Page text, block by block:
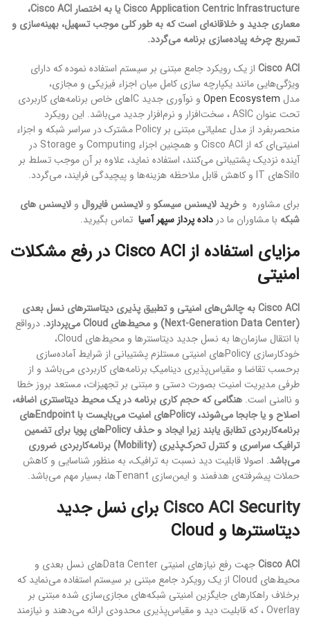
Cisco Application Centric Infrastructure یا به اختصار Cisco ACI،
معماری جدید و خلاقانه‌ای است که به طور کلی موجب تسهیل، بهینه‌سازی و
تسریع چرخه پیاده‌سازی برنامه می‌گردد.
Cisco ACI از یک رویکرد جامع مبتنی بر سیستم استفاده نموده که دارای
ویژگی‌هایی مانند یکپارچه ‏سازی کامل میان اجزاء فیزیکی و مجازی،
مدل Open Ecosystem
و نوآوری جدید ICهای خاص برنامه‌های کاربردی
تحت عنوان ASIC ، سخت‌افزار و نرم‌افزار جدید می‌باشد. این رویکرد
منحصربفرد از مدل عملیاتی مبتنی بر Policy مشترک در سراسر شبکه و اجزاء
امنیتی‌ای که از Cisco ACI و همچنین اجزاء Computing و Storage در
آینده نزدیک پشتیبانی می‌کنند، استفاده نماید، علاوه بر آن موجب تسلط بر
Siloهای IT و کاهش قابل ملاحظه هزینه‌ها و پیچیدگی فرایند، می‌گردد.
برای مشاوره و خرید لایسنس سیسکو و لایسنس فایروال و لایسنس های
شبکه با مشاوران ما در داده پرداز سپهر آسیا تماس بگیرید.
مزایای استفاده ازCisco ACI در رفع مشکلات
امنیتی
Cisco ACI به چالش‌های امنیتی و تطبیق‏ پذیری دیتاسنترهای نسل بعدی
(Next-Generation Data Center) و محیط‌های Cloud می‌پردازد.
درواقع
با انتقال سازمان‌ها به نسل جدید دیتاسنترها و محیط‌های Cloud،
خودکارسازی Policyهای امنیتی مستلزم پشتیبانی از شرایط آماده‌سازی
برحسب تقاضا و مقیاس‌پذیری دینامیکِ برنامه‌های کاربردی می‌باشد و از
طرفی مدیریت امنیت بصورت دستی و مبتنی بر تجهیزات، مستعد بروز خطا
و ناامنی است. هنگامی که حجم کاری برنامه در یک محیط دیتاسنتری اضافه،
اصلاح و یا جابجا می‌شوند، Policyهای امنیت می‌بایست با Endpointهای
برنامه‌کاربردی تطابق یابند زیرا ایجاد و حذف Policyهای پویا برای تضمین
ترافیک سراسری و کنترل تحرک‌پذیری (Mobility) برنامه‌کاربردی ضروری
می‌باشد. اصولا قابلیت دید نسبت به ترافیک، به منظور شناسایی و کاهش
حملات پیشرفته‌ی هدفمند و ایمن‌سازی Tenantها، بسیار مهم می‌باشد.
Cisco ACI Security برای نسل جدید
دیتاسنترها و Cloud
Cisco ACI
جهت رفع نیازهای امنیتی Data Centerهای نسل بعدی و
محیط‌های Cloud از یک رویکرد جامع مبتنی بر سیستم استفاده می‌نماید که
برخلاف راهکارهای جایگزین امنیتی شبکه‌های مجازی‌سازی شده مبتنی بر
Overlay ، که قابلیت دید و مقیاس‌پذیری محدودی ارائه می‌دهند و نیازمند